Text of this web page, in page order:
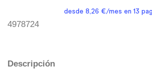
4978724
Descripción